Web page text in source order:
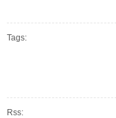
Tags:
Rss: